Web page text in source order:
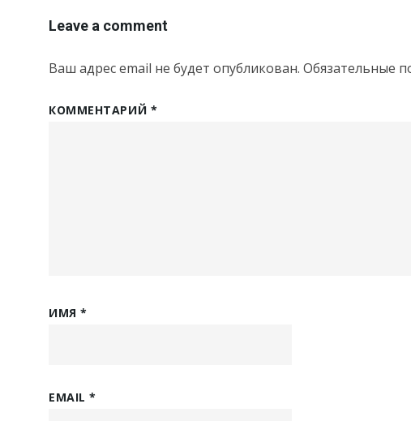
Leave a comment
Ваш адрес email не будет опубликован. Обязательные
КОММЕНТАРИЙ *
ИМЯ*
EMAIL*